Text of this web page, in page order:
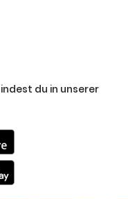
du in unserer